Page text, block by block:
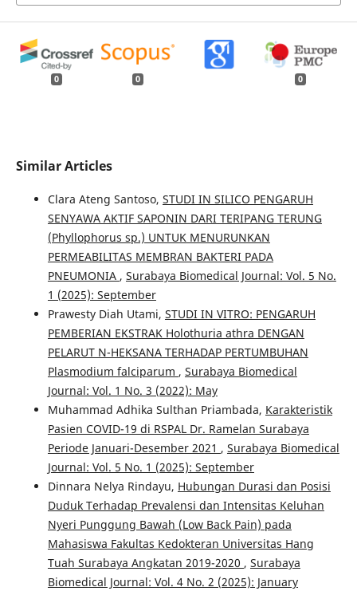
0 0 0
Similar Articles
Clara Ateng Santoso, STUDI IN SILICO PENGARUH
SENYAWA AKTIF SAPONIN DARI TERIPANG TERUNG
(Phyllophorus sp.) UNTUK MENURUNKAN
PERMEABILITAS MEMBRAN BAKTERI PADA
PNEUMONIA , Surabaya Biomedical Journal: Vol. 5 No.
1 (2025): September
Prawesty Diah Utami, STUDI IN VITRO: PENGARUH
PEMBERIAN EKSTRAK Holothuria athra DENGAN
PELARUT N-HEKSANA TERHADAP PERTUMBUHAN
Plasmodium falciparum , Surabaya Biomedical
Journal: Vol. 1 No. 3 (2022): May
Muhammad Adhika Sulthan Priambada, Karakteristik
Pasien COVID-19 di RSPAL Dr. Ramelan Surabaya
Periode Januari-Desember 2021 , Surabaya Biomedical
Journal: Vol. 5 No. 1 (2025): September
Dinnara Nelya Rindayu, Hubungan Durasi dan Posisi
Duduk Terhadap Prevalensi dan Intensitas Keluhan
Nyeri Punggung Bawah (Low Back Pain) pada
Mahasiswa Fakultas Kedokteran Universitas Hang
Tuah Surabaya Angkatan 2019-2020 , Surabaya
Biomedical Journal: Vol. 4 No. 2 (2025): January